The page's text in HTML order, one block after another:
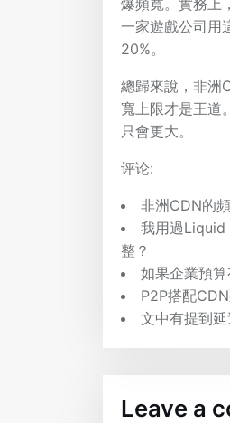
爆頻寬。實務上
一家遊戲公司用
20%。
總歸來說，非洲
寬上限才是王道
只會更大。
评论:
非洲CDN的
我用過Liquid
整？
如果企業預
P2P搭配
文中有提到
Leave a